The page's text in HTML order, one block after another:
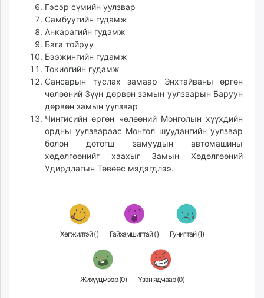
unuudur.mn
isee.mn
mglradio.com
fact.mn
itoim.mn
tumen.mn
shuum.mn
times.mn
tvmongolia.mn
mass.mn
unegui.mn
assa.mn
Гэсэр сүмийн уулзвар
Самбуугийн гудамж
Анкарагийн гудамж
Бага тойруу
Бээжингийн гудамж
Токиогийн гудамж
Сансарын туслах замаар Энхтайваны өргөн
чөлөөний Зүүн дөрвөн замын уулзварын Баруун
дөрвөн замын уулзвар
Чингисийн өргөн чөлөөний Монголын хүүхдийн
ордны уулзвараас Монгол шуудангийн уулзвар
болон дотогш замуудын автомашины
хөдөлгөөнийг хаахыг Замын Хөдөлгөөний
Удирдлагын Төвөөс мэдэгдлээ.
Хөгжилтэй () Гайхамшигтай () Гунигтай (1)
Жихүүцмээр (0) Үзэн ядмаар (0)